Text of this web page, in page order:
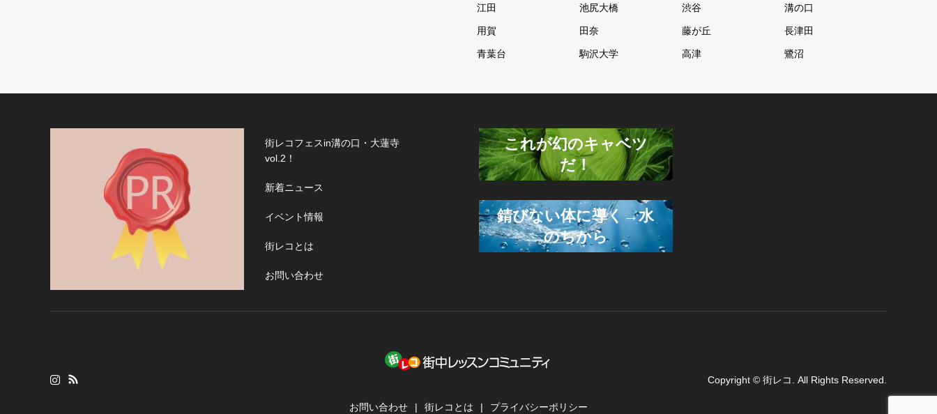
江田 池尻大橋 渋谷 溝の口
用賀 田奈 藤が丘 長津田
青葉台 駒沢大学 高津 鷺沼
街レコフェスin溝の口・大蓮寺
vol.2！
新着ニュース
イベント情報
街レコとは
お問い合わせ
これが幻のキャベツ
だ！
錆びない体に導く→水
のちから
お問い合わせ 街レコとは プライバシーポリシー
Copyright © 街レコ . All Rights Reserved.